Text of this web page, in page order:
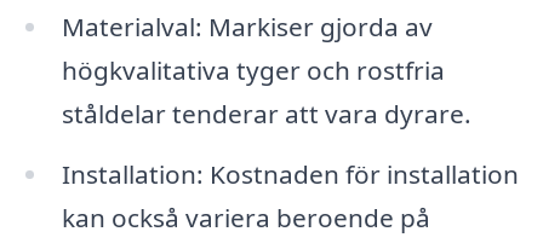
Materialval: Markiser gjorda av
högkvalitativa tyger och rostfria
ståldelar tenderar att vara dyrare.
Installation: Kostnaden för installation
kan också variera beroende på